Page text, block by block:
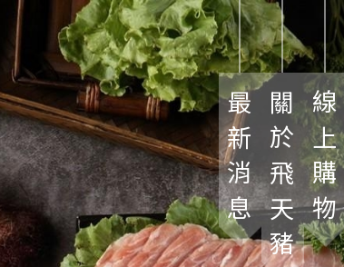
最新消息關於飛天豬線上購物